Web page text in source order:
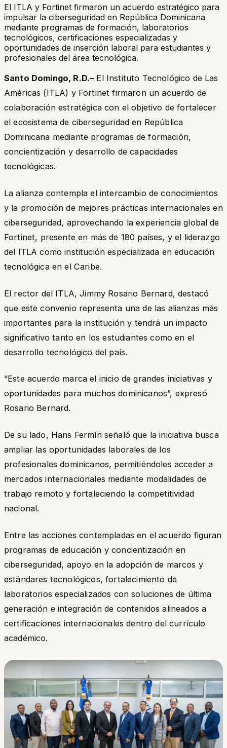
El ITLA y Fortinet firmaron un acuerdo estratégico para
impulsar la ciberseguridad en República Dominicana
mediante programas de formación, laboratorios
tecnológicos, certificaciones especializadas y
oportunidades de inserción laboral para estudiantes y
profesionales del área tecnológica.
Santo Domingo, R.D.– El Instituto Tecnológico de Las
Américas (ITLA) y Fortinet firmaron un acuerdo de
colaboración estratégica con el objetivo de fortalecer
el ecosistema de ciberseguridad en República
Dominicana mediante programas de formación,
concientización y desarrollo de capacidades
tecnológicas.
La alianza contempla el intercambio de conocimientos
y la promoción de mejores prácticas internacionales en
ciberseguridad, aprovechando la experiencia global de
Fortinet, presente en más de 180 países, y el liderazgo
del ITLA como institución especializada en educación
tecnológica en el Caribe.
El rector del ITLA, Jimmy Rosario Bernard, destacó
que este convenio representa una de las alianzas más
importantes para la institución y tendrá un impacto
significativo tanto en los estudiantes como en el
desarrollo tecnológico del país.
“Este acuerdo marca el inicio de grandes iniciativas y
oportunidades para muchos dominicanos”, expresó
Rosario Bernard.
De su lado, Hans Fermín señaló que la iniciativa busca
ampliar las oportunidades laborales de los
profesionales dominicanos, permitiéndoles acceder a
mercados internacionales mediante modalidades de
trabajo remoto y fortaleciendo la competitividad
nacional.
Entre las acciones contempladas en el acuerdo figuran
programas de educación y concientización en
ciberseguridad, apoyo en la adopción de marcos y
estándares tecnológicos, fortalecimiento de
laboratorios especializados con soluciones de última
generación e integración de contenidos alineados a
certificaciones internacionales dentro del currículo
académico.